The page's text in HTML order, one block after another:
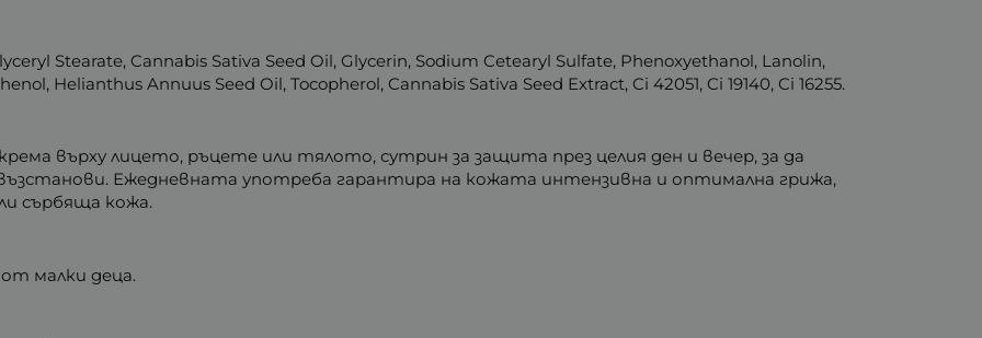
Stearate, Cannabis Sativa Seed Oil, Glycerin, Sodium Cetearyl Sulfate, Phenoxyethanol, Lanolin,
Helianthus Annuus Seed Oil, Tocopherol, Cannabis Sativa Seed Extract, Ci 42051, Ci 19140, Ci 16255.
върху лицето, ръцете или тялото, сутрин за защита през целия ден и вечер, за да
Ежедневната употреба гарантира на кожата интензивна и оптимална грижа,
сърбяща кожа.
малки деца.